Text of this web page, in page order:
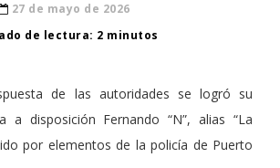
27 de mayo de 2026
de lectura: 2 minutos
de las autoridades se logró su
a disposición Fernando “N”, alias “La
por elementos de la policía de Puerto